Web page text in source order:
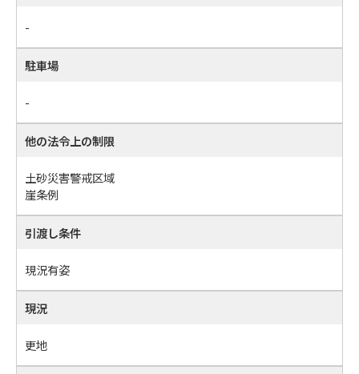
-
駐車場
-
他の法令上の制限
土砂災害警戒区域
崖条例
引渡し条件
現況有姿
現況
更地